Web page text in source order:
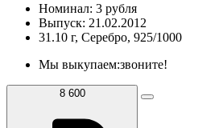
Номинал: 3 рубля
Выпуск: 21.02.2012
31.10 г, Серебро, 925/1000
Мы выкупаем:звоните!
8 600